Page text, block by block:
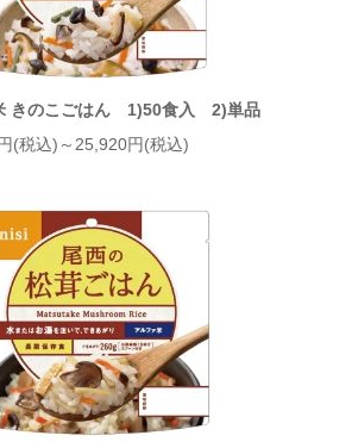
きのこごはん 1)50食入 2)単品
(税込)～25,920円(税込)